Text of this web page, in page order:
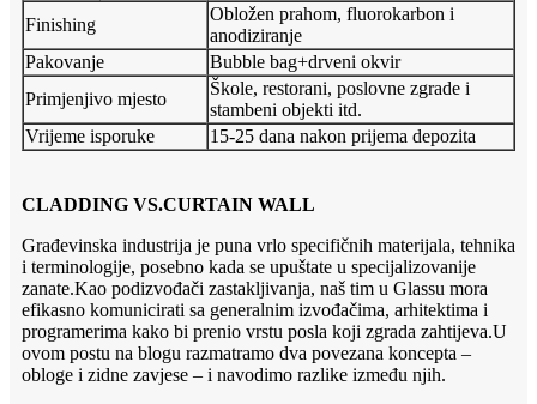
Finishing
Obložen prahom, fluorokarbon i
anodiziranje
Pakovanje
Bubble bag+drveni okvir
Primjenjivo mjesto
Škole, restorani, poslovne zgrade i
stambeni objekti itd.
Vrijeme isporuke
15-25 dana nakon prijema depozita
CLADDING VS.CURTAIN WALL
Građevinska industrija je puna vrlo specifičnih materijala, tehnika
i terminologije, posebno kada se upuštate u specijalizovanije
zanate.Kao podizvođači zastakljivanja, naš tim u Glassu mora
efikasno komunicirati sa generalnim izvođačima, arhitektima i
programerima kako bi prenio vrstu posla koji zgrada zahtijeva.U
ovom postu na blogu razmatramo dva povezana koncepta –
obloge i zidne zavjese – i navodimo razlike između njih.